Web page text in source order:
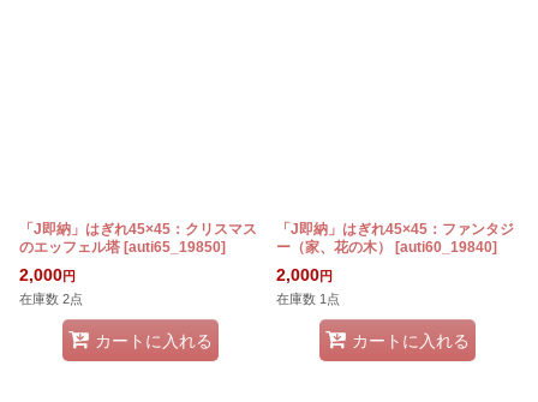
「J即納」はぎれ45×45：クリスマス
のエッフェル塔 [auti65_19850]
2,000円
在庫数 2点
カートに入れる
「J即納」はぎれ45×45：ファンタジ
ー（家、花の木）
[auti60_19840]
2,000円
在庫数 1点
カートに入れる